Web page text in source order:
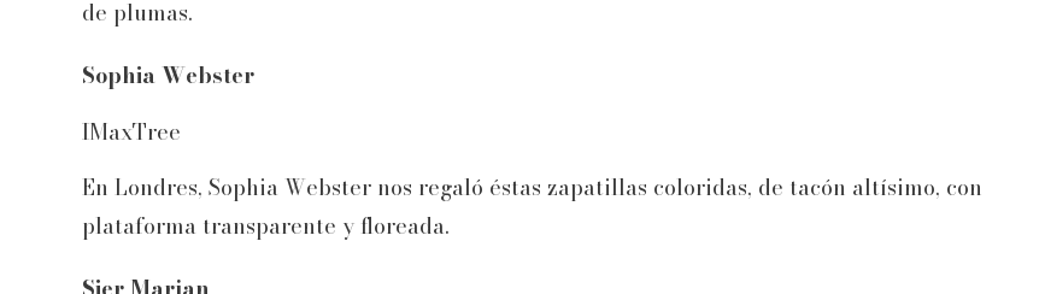
de plumas.
Sophia Webster
IMaxTree
En Londres, Sophia Webster nos regaló éstas zapatillas coloridas, de tacón altísimo, con
plataforma transparente y floreada.